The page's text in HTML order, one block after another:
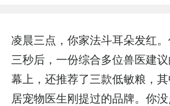
凌晨三点，你家法斗耳朵发红。
三秒后，一份综合多位兽医建
幕上，还推荐了三款低敏粮，
居宠物医生刚提过的品牌。你